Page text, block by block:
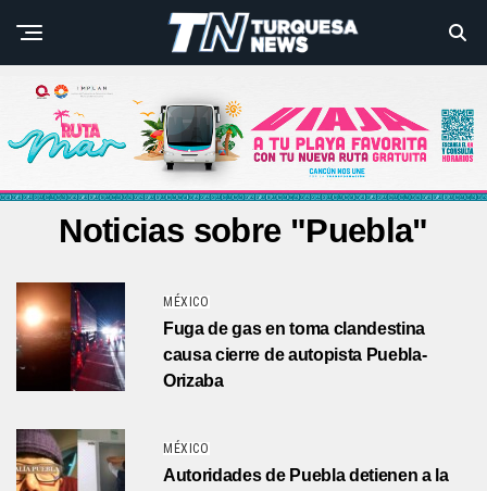
Noticias sobre "Puebla"
MÉXICO
Fuga de gas en toma clandestina
causa cierre de autopista Puebla-
Orizaba
MÉXICO
Autoridades de Puebla detienen a la